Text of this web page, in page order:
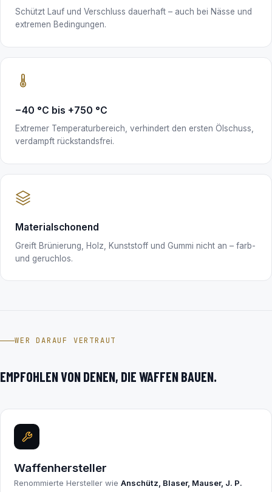
Schützt Lauf und Verschluss dauerhaft – auch bei Nässe und
extremen Bedingungen.
−40 °C bis +750 °C
Extremer Temperaturbereich, verhindert den ersten Ölschuss,
verdampft rückstandsfrei.
Materialschonend
Greift Brünierung, Holz, Kunststoff und Gummi nicht an – farb-
und geruchlos.
WER DARAUF VERTRAUT
EMPFOHLEN VON DENEN, DIE WAFFEN BAUEN.
Waffenhersteller
Renommierte Hersteller wieAnschütz, Blaser, Mauser, J. P.